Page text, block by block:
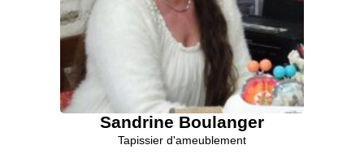
Sandrine Boulanger
Tapissier d'ameublement